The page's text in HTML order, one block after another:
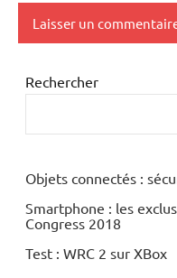
Rechercher
Objets connectés :
Smartphone : les
Congress 2018
Test : WRC 2 sur XBox